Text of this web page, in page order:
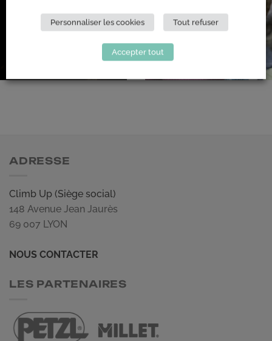
ADRESSE
Climb Up (Siège social)
148 Avenue Jean Jaurès
69 007 LYON
NOUS CONTACTER
LES PARTENAIRES
Personnaliser les cookies Tout refuser
Accepter tout